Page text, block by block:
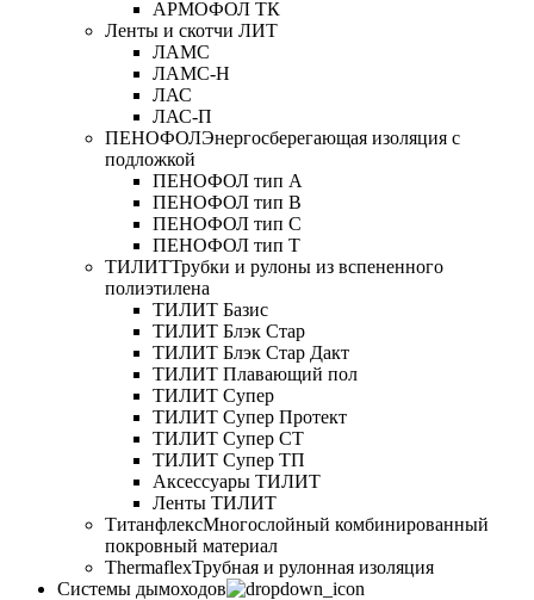
АРМОФОЛ ТК
Ленты и скотчи ЛИТ
ЛАМС
ЛАМС-Н
ЛАС
ЛАС-П
ПЕНОФОЛЭнергосберегающая изоляция с
подложкой
ПЕНОФОЛ тип А
ПЕНОФОЛ тип B
ПЕНОФОЛ тип C
ПЕНОФОЛ тип T
ТИЛИТТрубки и рулоны из вспененного
полиэтилена
ТИЛИТ Базис
ТИЛИТ Блэк Стар
ТИЛИТ Блэк Стар Дакт
ТИЛИТ Плавающий пол
ТИЛИТ Супер
ТИЛИТ Супер Протект
ТИЛИТ Супер СТ
ТИЛИТ Супер ТП
Аксессуары ТИЛИТ
Ленты ТИЛИТ
ТитанфлексМногослойный комбинированный
покровный материал
ThermaflexТрубная и рулонная изоляция
Cистемы дымоходов